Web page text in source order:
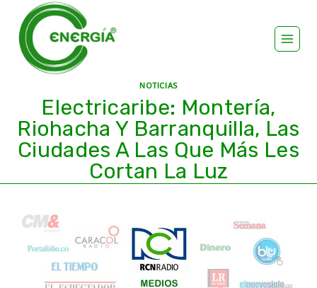
NOTICIAS
Electricaribe: Montería,
Riohacha Y Barranquilla, Las
Ciudades A Las Que Más Les
Cortan La Luz